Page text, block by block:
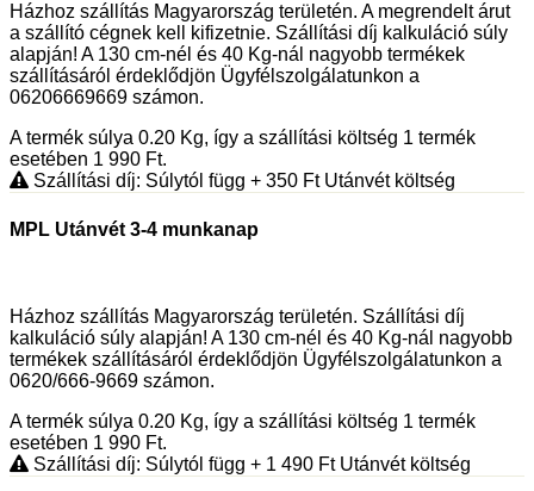
Házhoz szállítás Magyarország területén. A megrendelt árut
a szállító cégnek kell kifizetnie. Szállítási díj kalkuláció súly
alapján! A 130 cm-nél és 40 Kg-nál nagyobb termékek
szállításáról érdeklődjön Ügyfélszolgálatunkon a
06206669669 számon.
A termék súlya 0.20 Kg, így a szállítási költség 1 termék
esetében 1 990 Ft.
Szállítási díj: Súlytól függ + 350 FtUtánvét költség
MPL Utánvét 3-4 munkanap
Házhoz szállítás Magyarország területén. Szállítási díj
kalkuláció súly alapján! A 130 cm-nél és 40 Kg-nál nagyobb
termékek szállításáról érdeklődjön Ügyfélszolgálatunkon a
0620/666-9669 számon.
A termék súlya 0.20 Kg, így a szállítási költség 1 termék
esetében 1 990 Ft.
Szállítási díj: Súlytól függ + 1 490 FtUtánvét költség